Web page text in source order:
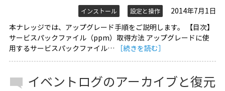
インストール 設定と操作
2014年7月1日
本ナレッジでは、アップグレード手順をご説明します。 【目次】
サービスパックファイル（ppm）取得方法 アップグレードに使
用するサービスパックファイル…
［続きを読む］
イベントログのアーカイブと復元